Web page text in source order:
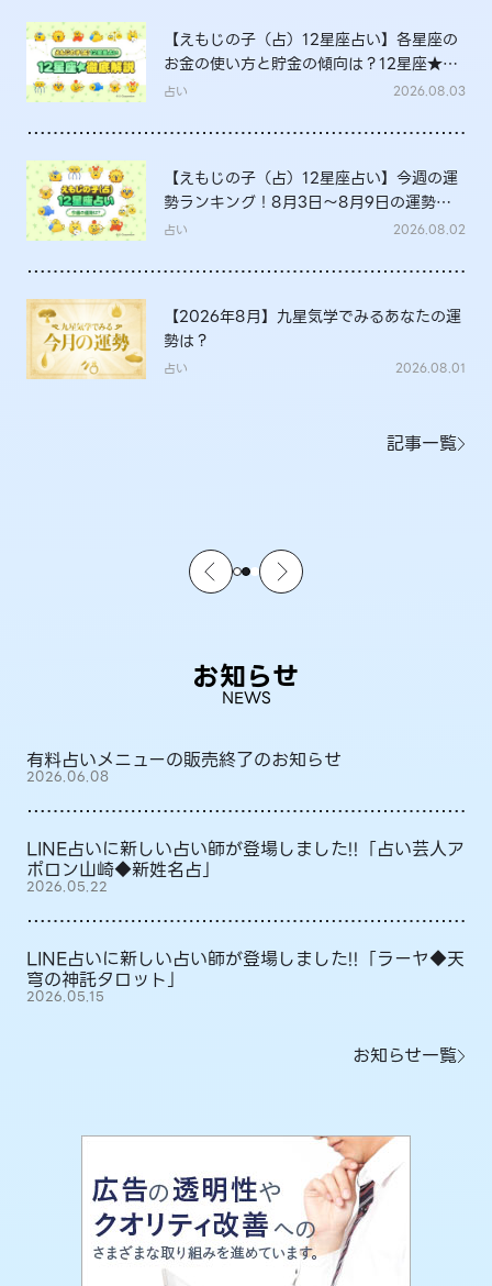
【えもじの子（占）12星座占い】各星座の
お金の使い方と貯金の傾向は？12星座★徹
底解説
占い 2026.08.03
【えもじの子（占）12星座占い】今週の運
勢ランキング！8月3日～8月9日の運勢
は？
占い 2026.08.02
【2026年8月】九星気学でみるあなたの運
勢は？
占い 2026.08.01
記事一覧
お知らせ
NEWS
有料占いメニューの販売終了のお知らせ
2026.06.08
LINE占いに新しい占い師が登場しました!!「占い芸人ア
ポロン山崎◆新姓名占」
2026.05.22
LINE占いに新しい占い師が登場しました!!「ラーヤ◆天
穹の神託タロット」
2026.05.15
お知らせ一覧